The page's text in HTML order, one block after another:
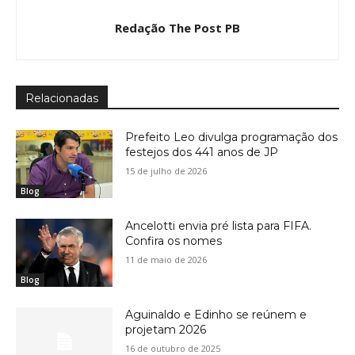
Redação The Post PB
Relacionadas
Blog
Prefeito Leo divulga programação dos
festejos dos 441 anos de JP
15 de julho de 2026
Blog
Ancelotti envia pré lista para FIFA.
Confira os nomes
11 de maio de 2026
Aguinaldo e Edinho se reúnem e
projetam 2026
16 de outubro de 2025